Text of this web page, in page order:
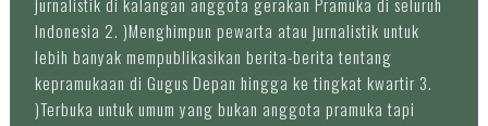
Indonesia 2. )Menghimpun pewarta atau jurnalistik untuk
lebih banyak mempublikasikan berita-berita tentang
kepramukaan di Gugus Depan hingga ke tingkat kwartir 3.
)Terbuka untuk umum yang bukan anggota pramuka tapi